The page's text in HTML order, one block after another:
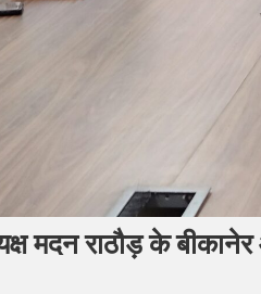
मदन राठौड़ के